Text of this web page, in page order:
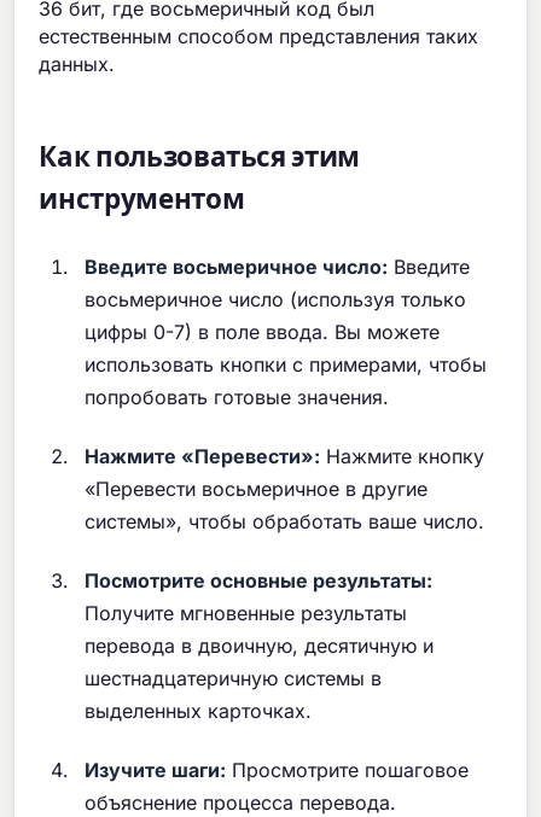
36 бит, где восьмеричный код был
естественным способом представления таких
данных.
Как пользоваться этим
инструментом
Введите восьмеричное число: Введите
восьмеричное число (используя только
цифры 0-7) в поле ввода. Вы можете
использовать кнопки с примерами, чтобы
попробовать готовые значения.
Нажмите «Перевести»: Нажмите кнопку
«Перевести восьмеричное в другие
системы», чтобы обработать ваше число.
Посмотрите основные результаты:
Получите мгновенные результаты
перевода в двоичную, десятичную и
шестнадцатеричную системы в
выделенных карточках.
Изучите шаги: Просмотрите пошаговое
объяснение процесса перевода.